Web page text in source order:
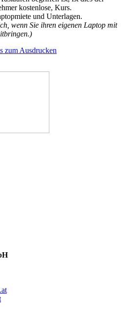
kostenlose, Kurs.
und Unterlagen.
wenn Sie ihren eigenen Laptop mit
zum Ausdrucken